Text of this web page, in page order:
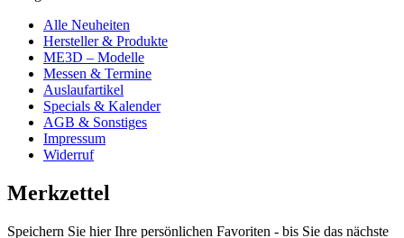
Alle Neuheiten
Hersteller & Produkte
ME3D – Modelle
Messen & Termine
Auslaufartikel
Specials & Kalender
AGB & Sonstiges
Impressum
Widerruf
Merkzettel
Speichern Sie hier Ihre persönlichen Favoriten - bis Sie das nächste